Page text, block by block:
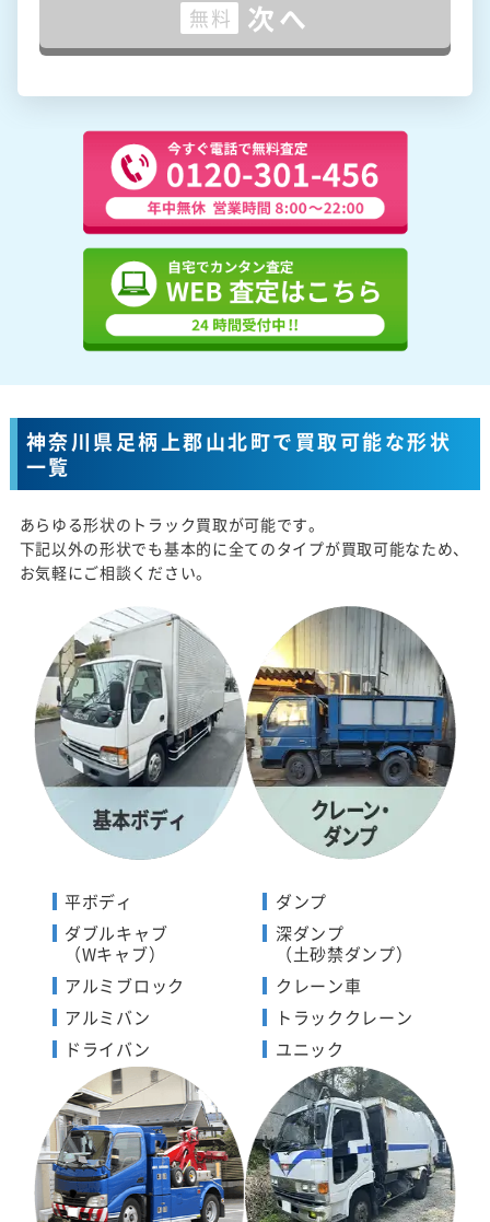
無料 次へ
神奈川県足柄上郡山北町で買取可能な形状
一覧
あらゆる形状のトラック買取が可能です。
下記以外の形状でも基本的に全てのタイプが買取可能なため、
お気軽にご相談ください。
平ボディ
ダブルキャブ
（Wキャブ）
アルミブロック
アルミバン
ドライバン
ダンプ
深ダンプ
（土砂禁ダンプ）
クレーン車
トラッククレーン
ユニック